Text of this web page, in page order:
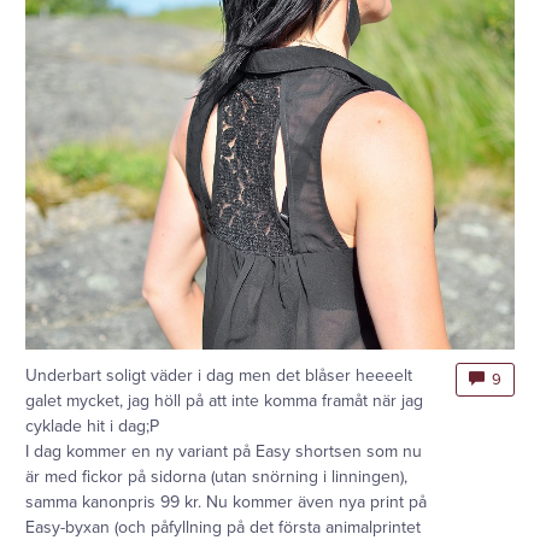
Underbart soligt väder i dag men det blåser heeeelt
galet mycket, jag höll på att inte komma framåt när jag
cyklade hit i dag;P
I dag kommer en ny variant på Easy shortsen som nu
är med fickor på sidorna (utan snörning i linningen),
samma kanonpris 99 kr. Nu kommer även nya print på
Easy-byxan (och påfyllning på det första animalprintet
9